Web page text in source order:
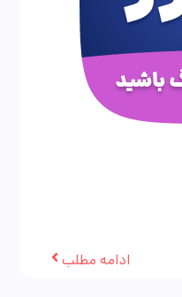
ادامه مطلب